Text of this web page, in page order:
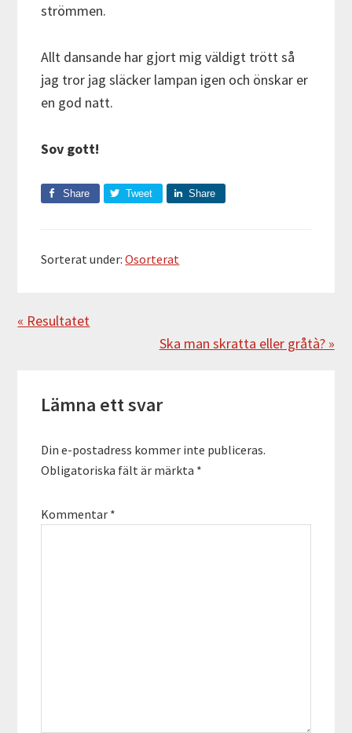
strömmen.
Allt dansande har gjort mig väldigt trött så
jag tror jag släcker lampan igen och önskar er
en god natt.
Sov gott!
Share Tweet Share
Sorterat under:Osorterat
Föregående
« Resultatet
Nästa
Ska man skratta eller gråtà? »
Lämna ett svar
Din e-postadress kommer inte publiceras.
Obligatoriska fält är märkta *
Kommentar *